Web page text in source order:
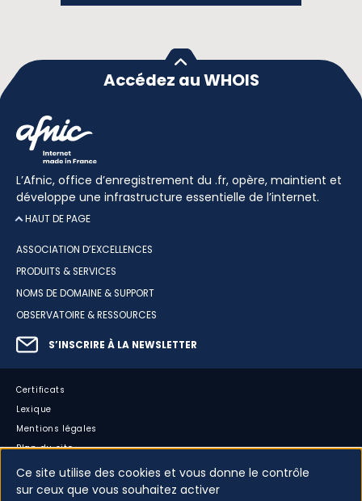
Accédez au WHOIS
L’Afnic, office d’enregistrement du .fr, opère, maintient et
développe une infrastructure essentielle de l’internet.
HAUT DE PAGE
ASSOCIATION D’EXCELLENCES
PRODUITS & SERVICES
NOMS DE DOMAINE & SUPPORT
OBSERVATOIRE & RESSOURCES
S’INSCRIRE À LA NEWSLETTER
Certificats
Lexique
Mentions légales
Plan du site
Accessibilité : partiellement conforme
Cookies
Ce site utilise des cookies et vous donne le contrôle
sur ceux que vous souhaitez activer